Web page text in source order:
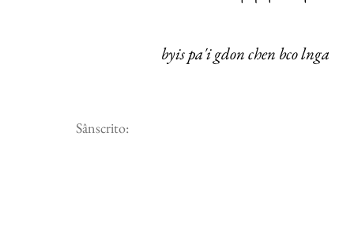
byis pa'i gdon chen bco lnga
Sânscrito: